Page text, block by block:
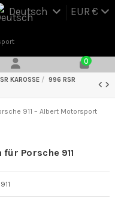
Deutsch EUR €
0
KAROSSE
996 RSR
Porsche 911